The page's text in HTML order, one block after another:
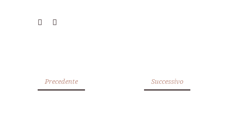
Precedente Successivo